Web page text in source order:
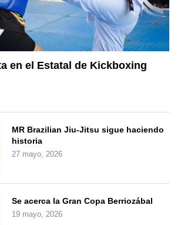
en el Estatal de Kickboxing
MR Brazilian Jiu-Jitsu sigue haciendo
historia
27 mayo, 2026
Se acerca la Gran Copa Berriozábal
19 mayo, 2026